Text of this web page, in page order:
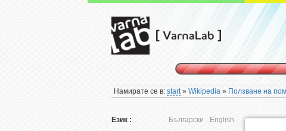
Намирате се в:start»Wikipedia » Ползване на
Език : Български English